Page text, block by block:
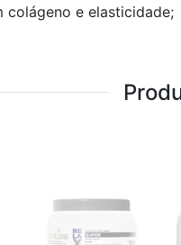
e elasticidade;